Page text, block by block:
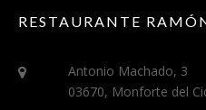
RESTAURANTE
Antonio Machado, 3
03670, Monforte del